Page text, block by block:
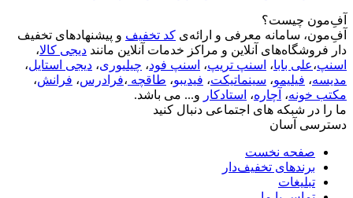
آفِ‌مون چیست؟
آفِ‌مون، سامانه معرفی و ارائه‌ی کد تخفیف و پیشنهادهای تخفیف
دار فروشگاه‌های آنلاین و مراکز خدمات آنلاین مانند دیجی کالا،
اسنپ،علی بابا، اسنپ تریپ، اسنپ فود، چیلیوری، دیجی استایل،
مدیسه، فیلیمو، سینماتیکت، فیدیبو، طاقچه ،فرادرس، فرانش،
مکتب خونه، آچاره، استادکار و... می باشد.
ما را در شبکه های اجتماعی دنبال کنید
دسترسی آسان
صفحه نخست
برندهای تخفیف‌دار
تبلیغات